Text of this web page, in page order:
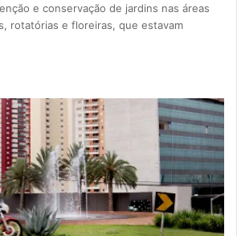
e conservação de jardins nas áreas
rotatórias e floreiras, que estavam